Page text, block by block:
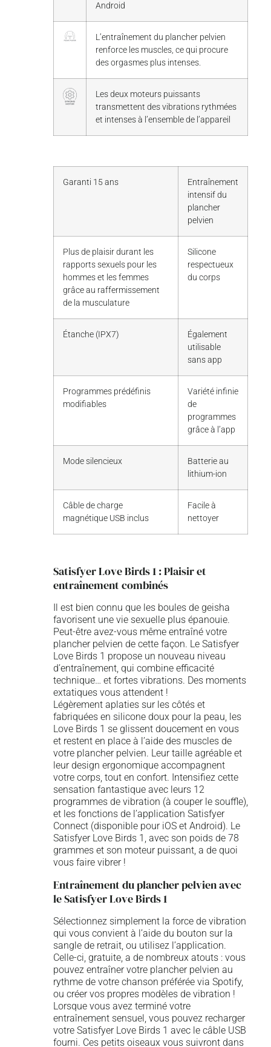
Android
L’entraînement du plancher pelvien
renforce les muscles, ce qui procure
des orgasmes plus intenses.
Les deux moteurs puissants
transmettent des vibrations rythmées
et intenses à l’ensemble de l’appareil
Garanti 15 ans
Entraînement
intensif du
plancher
pelvien
Plus de plaisir durant les
rapports sexuels pour les
hommes et les femmes
grâce au raffermissement
de la musculature
Silicone
respectueux
du corps
Étanche (IPX7)
Également
utilisable
sans app
Programmes prédéfinis
modifiables
Variété infinie
de
programmes
grâce à l’app
Mode silencieux
Batterie au
lithium-ion
Câble de charge
magnétique USB inclus
Facile à
nettoyer
Satisfyer Love Birds 1 : Plaisir et
entraînement combinés
Il est bien connu que les boules de geisha
favorisent une vie sexuelle plus épanouie.
Peut-être avez-vous même entraîné votre
plancher pelvien de cette façon. Le Satisfyer
Love Birds 1 propose un nouveau niveau
d’entraînement, qui combine efficacité
technique… et fortes vibrations. Des moments
extatiques vous attendent !
Légèrement aplaties sur les côtés et
fabriquées en silicone doux pour la peau, les
Love Birds 1 se glissent doucement en vous
et restent en place à l’aide des muscles de
votre plancher pelvien. Leur taille agréable et
leur design ergonomique accompagnent
votre corps, tout en confort. Intensifiez cette
sensation fantastique avec leurs 12
programmes de vibration (à couper le souffle),
et les fonctions de l’application Satisfyer
Connect (disponible pour iOS et Android). Le
Satisfyer Love Birds 1, avec son poids de 78
grammes et son moteur puissant, a de quoi
vous faire vibrer !
Entraînement du plancher pelvien avec
le Satisfyer Love Birds 1
Sélectionnez simplement la force de vibration
qui vous convient à l’aide du bouton sur la
sangle de retrait, ou utilisez l’application.
Celle-ci, gratuite, a de nombreux atouts : vous
pouvez entraîner votre plancher pelvien au
rythme de votre chanson préférée via Spotify,
ou créer vos propres modèles de vibration !
Lorsque vous avez terminé votre
entraînement sensuel, vous pouvez recharger
votre Satisfyer Love Birds 1 avec le câble USB
fourni. Ces petits oiseaux vous suivront dans